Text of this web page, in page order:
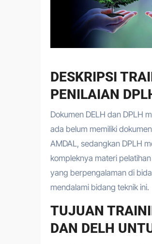
DESKRIPSI
PENILAIAN
Dokumen DELH dan DPLH
ada belum memiliki
AMDAL, sedangkan DPLH
kompleknya materi
yang berpengalaman di
mendalami bidang teknik ini.
TUJUAN
DAN DELH